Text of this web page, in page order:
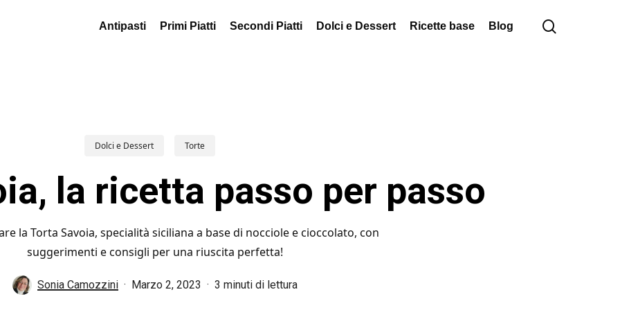
Antipasti Primi Piatti Secondi Piatti Dolci e Dessert Ricette base Blog
Dolci e Dessert Torte
la ricetta passo per passo
la Torta Savoia, specialità siciliana a base di nocciole e cioccolato, con
suggerimenti e consigli per una riuscita perfetta!
Sonia Camozzini Marzo 2, 2023 3 minuti di lettura